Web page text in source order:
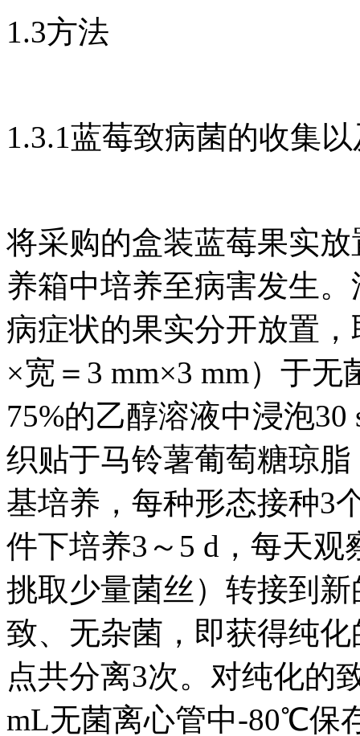
1.3方法
1.3.1蓝莓致病菌的收集
将采购的盒装蓝莓果实
养箱中培养至病害发生
病症状的果实分开放置
×宽＝3 mm×3 mm）于
75%的乙醇溶液中浸泡
织贴于马铃薯葡萄糖琼脂
基培养，每种形态接种3
件下培养3～5 d，每天
挑取少量菌丝）转接到
致、无杂菌，即获得纯
点共分离3次。对纯化的
mL无菌离心管中-80℃保